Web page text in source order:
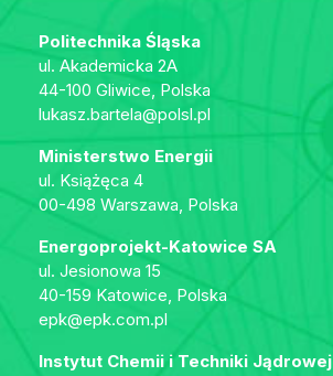
Politechnika Śląska
ul. Akademicka 2A
44-100 Gliwice, Polska
lukasz.bartela@polsl.pl
Ministerstwo Energii
ul. Książęca 4
00-498 Warszawa, Polska
Energoprojekt-Katowice SA
ul. Jesionowa 15
40-159 Katowice, Polska
epk@epk.com.pl
Instytut Chemii i Techniki Jądrowej